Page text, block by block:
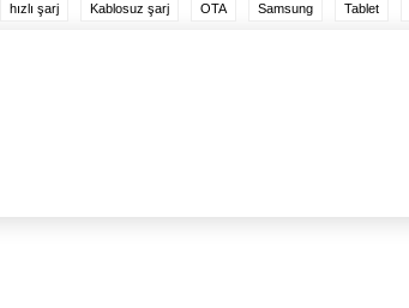
hızlı şarj Kablosuz şarj OTA Samsung Tablet